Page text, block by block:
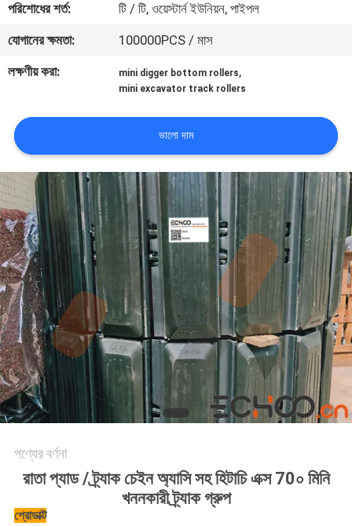
খবর
উদ্ধৃতির
জন্য
আবেদন
সাইট
ম্যাপ
PRIVACY
POLICY
পরিশোধের শর্ত:
টি / টি, ওয়েস্টার্ন ইউনিয়ন, পাইপল
যোগানের ক্ষমতা:
100000PCS / মাস
লক্ষণীয় করা:
mini digger bottom rollers,
mini excavator track rollers
ভালো দাম
পণ্যের বর্ণনা
রাতা প্যাড / ট্র্যাক চেইন অ্যাসি সহ হিটাচি এক্স 70০ মিনি
খননকারী ট্র্যাক গ্রুপ
প্রোডাক্ট